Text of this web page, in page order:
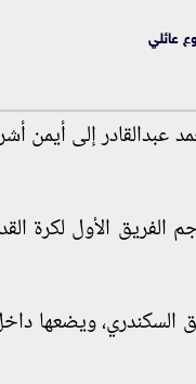
عائلي
عبدالقادر إلى أيمن
الفريق الأول لكرة